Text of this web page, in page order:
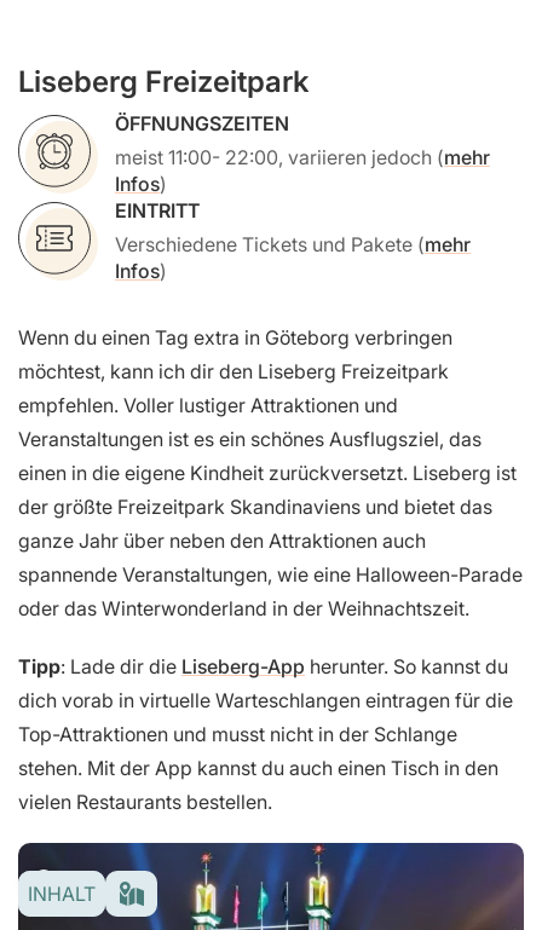
Liseberg Freizeitpark
ÖFFNUNGSZEITEN
meist 11:00- 22:00, variieren jedoch (mehr
Infos)
EINTRITT
Verschiedene Tickets und Pakete (mehr
Infos)
Wenn du einen Tag extra in Göteborg verbringen
möchtest, kann ich dir den Liseberg Freizeitpark
empfehlen. Voller lustiger Attraktionen und
Veranstaltungen ist es ein schönes Ausflugsziel, das
einen in die eigene Kindheit zurückversetzt. Liseberg ist
der größte Freizeitpark Skandinaviens und bietet das
ganze Jahr über neben den Attraktionen auch
spannende Veranstaltungen, wie eine Halloween-Parade
oder das Winterwonderland in der Weihnachtszeit.
Tipp: Lade dir die Liseberg-App herunter. So kannst du
dich vorab in virtuelle Warteschlangen eintragen für die
Top-Attraktionen und musst nicht in der Schlange
stehen. Mit der App kannst du auch einen Tisch in den
vielen Restaurants bestellen.
INHALT